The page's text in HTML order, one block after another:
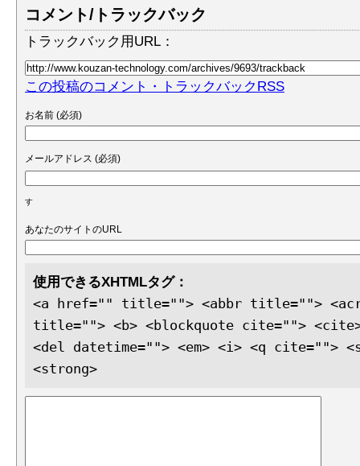
コメント/トラックバック
トラックバック用URL：
この投稿のコメント・トラックバックRSS
お名前 (必須)
メールアドレス (必須)
す
あなたのサイトのURL
使用できるXHTMLタグ：
<a href="" title=""> <abbr title="">
title=""> <b> <blockquote cite=""> <cite>
<del datetime=""> <em> <i> <q cite="">
<strong>